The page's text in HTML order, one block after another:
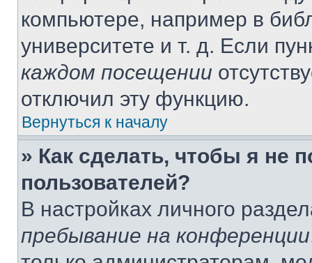
компьютере, например в
университете и т. д. Если
каждом посещении
отключил эту функцию.
Вернуться к началу
» Как сделать, чтобы я не
пользователей?
В настройках личного
пребывание на конференции